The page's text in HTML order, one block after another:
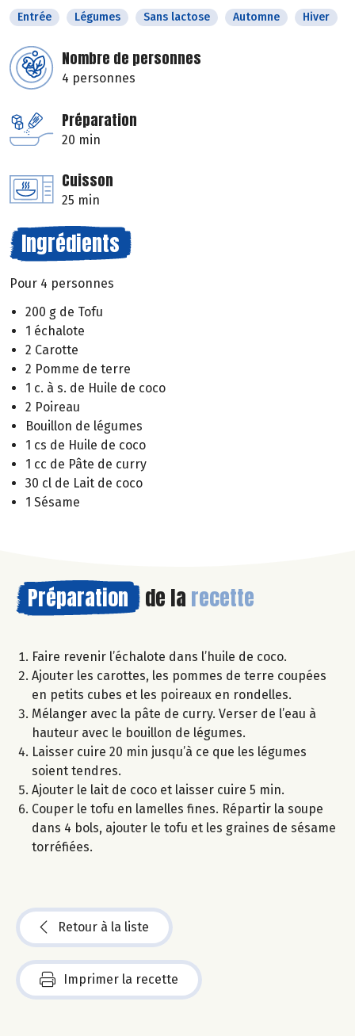
Entrée Légumes Sans lactose Automne Hiver
Nombre de personnes
4 personnes
Préparation
20 min
Cuisson
25 min
Ingrédients
Pour 4 personnes
200 g de Tofu
1 échalote
2 Carotte
2 Pomme de terre
1 c. à s. de Huile de coco
2 Poireau
Bouillon de légumes
1 cs de Huile de coco
1 cc de Pâte de curry
30 cl de Lait de coco
1 Sésame
Préparation de la recette
Faire revenir l’échalote dans l’huile de coco.
Ajouter les carottes, les pommes de terre coupées
en petits cubes et les poireaux en rondelles.
Mélanger avec la pâte de curry. Verser de l’eau à
hauteur avec le bouillon de légumes.
Laisser cuire 20 min jusqu’à ce que les légumes
soient tendres.
Ajouter le lait de coco et laisser cuire 5 min.
Couper le tofu en lamelles fines. Répartir la soupe
dans 4 bols, ajouter le tofu et les graines de sésame
torréfiées.
Retour à la liste
Imprimer la recette